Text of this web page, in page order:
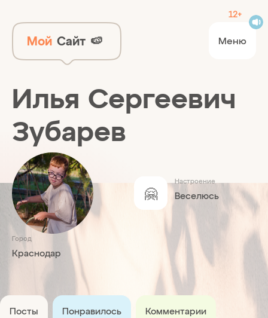
Мой Сайт 🍉 Меню
12+
Илья Сергеевич
Зубарев
🤗
Настроение
Веселюсь
Город
Краснодар
Посты Понравилось Комментарии